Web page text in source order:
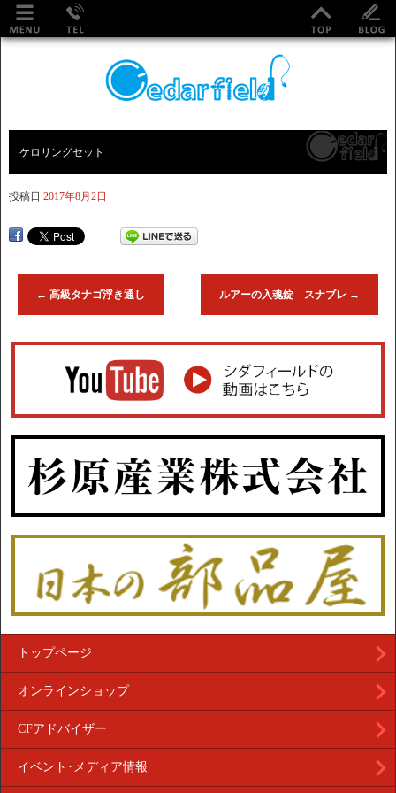
ケロリングセット
投稿日 2017年8月2日
← 高級タナゴ浮き通し ルアーの入魂錠 スナブレ →
トップページ
オンラインショップ
CFアドバイザー
イベント･メディア情報